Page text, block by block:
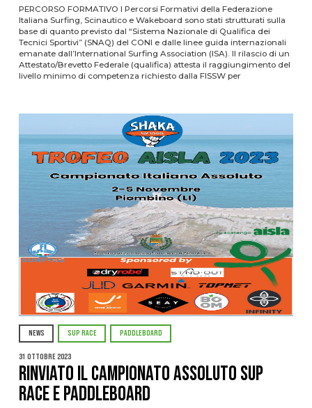
PERCORSO FORMATIVO I Percorsi Formativi della Federazione
Italiana Surfing, Scinautico e Wakeboard sono stati strutturati sulla
base di quanto previsto dal “Sistema Nazionale di Qualifica dei
Tecnici Sportivi” (SNAQ) del CONI e dalle linee guida internazionali
emanate dall’International Surfing Association (ISA). Il rilascio di un
Attestato/Brevetto Federale (qualifica) attesta il raggiungimento del
livello minimo di competenza richiesto dalla FISSW per
NEWS SUP RACE PADDLEBOARD
31 Ottobre 2023
Rinviato il Campionato Assoluto SUP
Race e Paddleboard